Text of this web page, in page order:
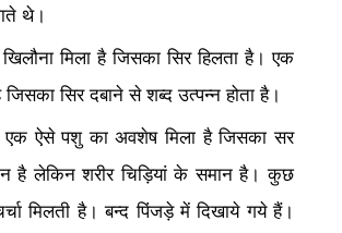
थे।
मिला है जिसका सिर हिलता है। एक
जिसका सिर दबाने से शब्द उत्पन्न होता है।
एक ऐसे पशु का अवशेष मिला है जिसका सर
है लेकिन शरीर चिड़ियां के समान है। कुछ
मिलती है। बन्द पिंजड़े में दिखाये गये हैं।